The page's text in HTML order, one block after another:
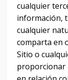
cualquier
información,
cualquier
comparta en
Sitio o
proporcionar